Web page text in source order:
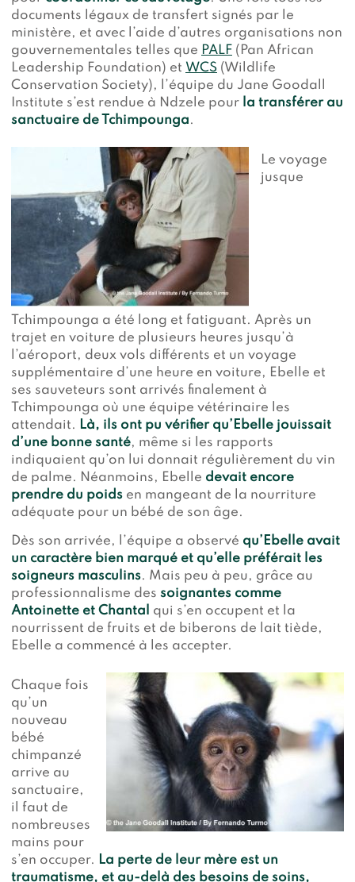
documents légaux de transfert signés par le
ministère, et avec l’aide d’autres organisations non
gouvernementales telles que PALF (Pan African
Leadership Foundation) et WCS (Wildlife
Conservation Society), l’équipe du Jane Goodall
Institute s’est rendue à Ndzele pour la transférer au
sanctuaire de Tchimpounga.
Le voyage
jusque
Tchimpounga a été long et fatiguant. Après un
trajet en voiture de plusieurs heures jusqu’à
l’aéroport, deux vols différents et un voyage
supplémentaire d’une heure en voiture, Ebelle et
ses sauveteurs sont arrivés finalement à
Tchimpounga où une équipe vétérinaire les
attendait. Là, ils ont pu vérifier qu’Ebelle jouissait
d’une bonne santé, même si les rapports
indiquaient qu’on lui donnait régulièrement du vin
de palme. Néanmoins, Ebelle devait encore
prendre du poids en mangeant de la nourriture
adéquate pour un bébé de son âge.
Dès son arrivée, l’équipe a observé qu’Ebelle avait
un caractère bien marqué et qu’elle préférait les
soigneurs masculins. Mais peu à peu, grâce au
professionnalisme des soignantes comme
Antoinette et Chantal
qui s’en occupent et la
nourrissent de fruits et de biberons de lait tiède,
Ebelle a commencé à les accepter.
Chaque fois
qu’un
nouveau
bébé
chimpanzé
arrive au
sanctuaire,
il faut de
nombreuses
mains pour
s’en occuper. La perte de leur mère est un
traumatisme, et au-delà des besoins de soins,